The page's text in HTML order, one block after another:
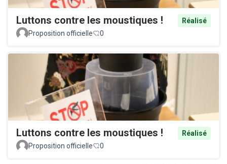
Luttons contre les moustiques !
Réalisé
Proposition officielle
0
Luttons contre les moustiques !
Réalisé
Proposition officielle
0